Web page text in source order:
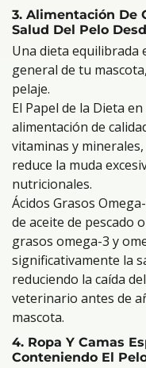
3. Alimentación De
Salud Del Pelo
Una dieta equilibrada
general de tu
pelaje.
El Papel de la Dieta
alimentación de
vitaminas y
reduce la muda
nutricionales.
Ácidos Grasos
de aceite de pescado
grasos omega-3 y
significativamente la
reduciendo la caída
veterinario antes de
mascota.
4. Ropa Y Camas
Conteniendo El